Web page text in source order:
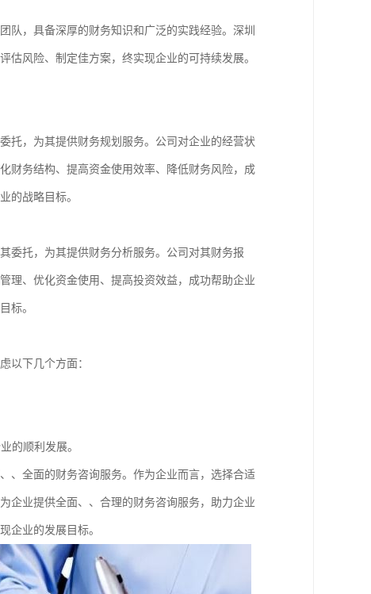
队，具备深厚的财务知识和广泛的实践经验。深圳
风险、制定佳方案，终实现企业的可持续发展。
托，为其提供财务规划服务。公司对企业的经营状
财务结构、提高资金使用效率、降低财务风险，成
的战略目标。
委托，为其提供财务分析服务。公司对其财务报
理、优化资金使用、提高投资效益，成功帮助企业
标。
以下几个方面：
的顺利发展。
、全面的财务咨询服务。作为企业而言，选择合适
企业提供全面、、合理的财务咨询服务，助力企业
企业的发展目标。